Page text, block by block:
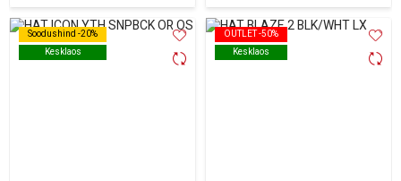
Soodushind -20%
Kesklaos
Soodushind -20%
Kesklaos
OUTLET -50%
Kesklaos
OUTLET -50%
Kesklaos